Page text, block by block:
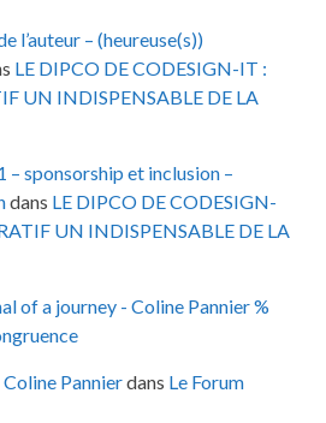
l’auteur – (heureuse(s))
LE DIPCO DE CODESIGN-IT :
UN INDISPENSABLE DE LA
– sponsorship et inclusion –
dans LE DIPCO DE CODESIGN-
UN INDISPENSABLE DE LA
of a journey - Coline Pannier %
Pannierdans Le Forum